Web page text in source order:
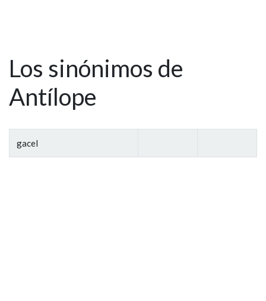
Los sinónimos de
Antílope
gacel